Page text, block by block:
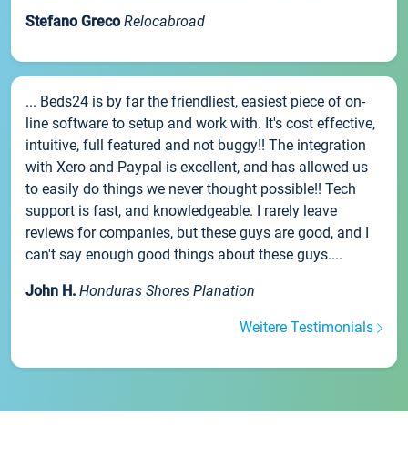
Stefano Greco Relocabroad
... Beds24 is by far the friendliest, easiest piece of on-
line software to setup and work with. It's cost effective,
intuitive, full featured and not buggy!! The integration
with Xero and Paypal is excellent, and has allowed us
to easily do things we never thought possible!! Tech
support is fast, and knowledgeable. I rarely leave
reviews for companies, but these guys are good, and I
can't say enough good things about these guys....
John H. Honduras Shores Planation
Weitere Testimonials